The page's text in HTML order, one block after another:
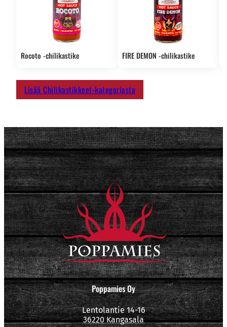
Rocoto -chilikastike FIRE DEMON -chilikastike
Lisää Chilikastikkeet-kategoriasta
Poppamies Oy
Lentolantie 14-16
36220 Kangasala